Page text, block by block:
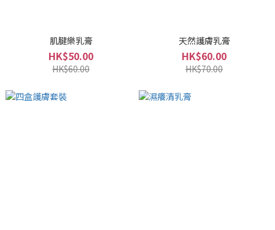
肌腱樂乳膏
HK$50.00
HK$60.00
天然護膚乳膏
HK$60.00
HK$70.00